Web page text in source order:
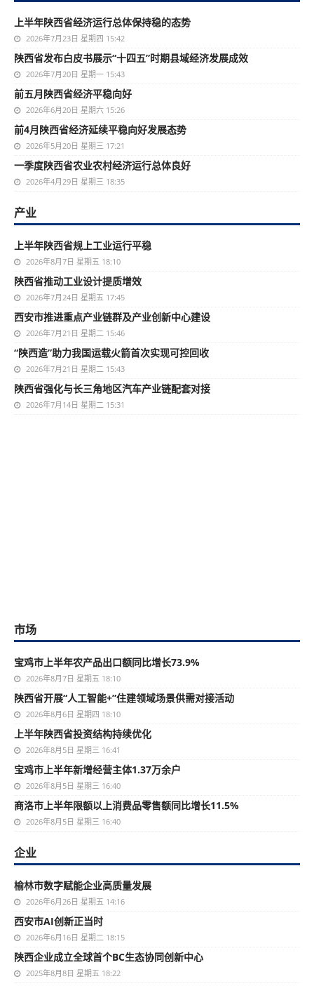
上半年陕西省经济运行总体保持稳的态势
2026年7月23日 星期四 15:42
陕西省发布白皮书展示“十四五”时期县域经济发展成效
2026年7月20日 星期一 15:43
前五月陕西省经济平稳向好
2026年6月20日 星期六 15:26
前4月陕西省经济延续平稳向好发展态势
2026年5月20日 星期三 17:21
一季度陕西省农业农村经济运行总体良好
2026年4月29日 星期三 18:35
产业
上半年陕西省规上工业运行平稳
2026年8月7日 星期五 18:10
陕西省推动工业设计提质增效
2026年7月24日 星期五 17:45
西安市推进重点产业链群及产业创新中心建设
2026年7月21日 星期二 15:46
“陕西造”助力我国运载火箭首次实现可控回收
2026年7月21日 星期二 15:43
陕西省强化与长三角地区汽车产业链配套对接
2026年7月14日 星期二 15:31
市场
宝鸡市上半年农产品出口额同比增长73.9%
2026年8月7日 星期五 18:10
陕西省开展“人工智能+”住建领域场景供需对接活动
2026年8月6日 星期四 18:10
上半年陕西省投资结构持续优化
2026年8月5日 星期三 16:41
宝鸡市上半年新增经营主体1.37万余户
2026年8月5日 星期三 16:40
商洛市上半年限额以上消费品零售额同比增长11.5%
2026年8月5日 星期三 16:40
企业
榆林市数字赋能企业高质量发展
2026年6月26日 星期五 14:16
西安市AI创新正当时
2026年6月16日 星期二 18:15
陕西企业成立全球首个BC生态协同创新中心
2025年8月8日 星期五 18:22